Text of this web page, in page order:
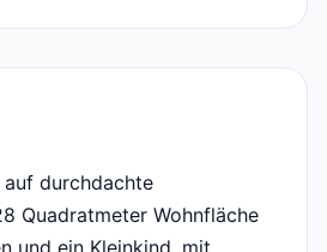
durchdachte
Quadratmeter Wohnfläche